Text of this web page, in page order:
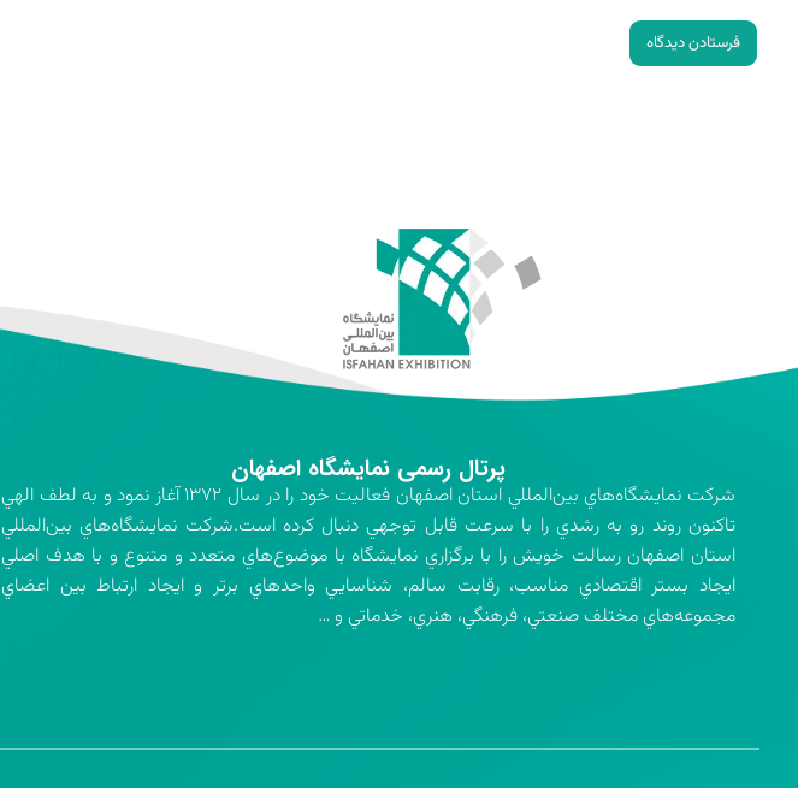
فرستادن دیدگاه
پرتال رسمی نمایشگاه اصفهان
شركت نمايشگاه‌هاي بين‌المللي استان اصفهان فعاليت خود را در سال ۱۳۷۲ آغاز نمود و به لطف الهي
تاكنون روند رو به رشدي را با سرعت قابل توجهي دنبال كرده است.شركت نمايشگاه‌هاي بين‌المللي
استان اصفهان رسالت خويش را با برگزاري نمايشگاه با موضوع‌هاي متعدد و متنوع و با هدف اصلي
ايجاد بستر اقتصادي مناسب، رقابت سالم، شناسايي واحدهاي برتر و ايجاد ارتباط بين اعضاي
مجموعه‌هاي مختلف صنعتي، فرهنگي، هنري، خدماتي و …